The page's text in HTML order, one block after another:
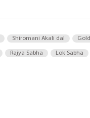
Shiromani Akali dal Gold
Rajya Sabha Lok Sabha